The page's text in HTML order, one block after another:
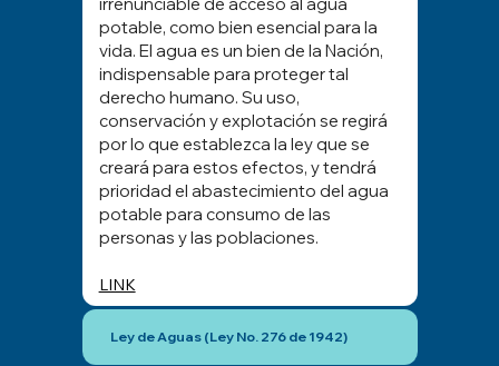
potable, como bien esencial para la
vida. El agua es un bien de la Nación,
indispensable para proteger tal
derecho humano. Su uso,
conservación y explotación se regirá
por lo que establezca la ley que se
creará para estos efectos, y tendrá
prioridad el abastecimiento del agua
potable para consumo de las
personas y las poblaciones.
LINK
Ley de Aguas (Ley No. 276 de 1942)